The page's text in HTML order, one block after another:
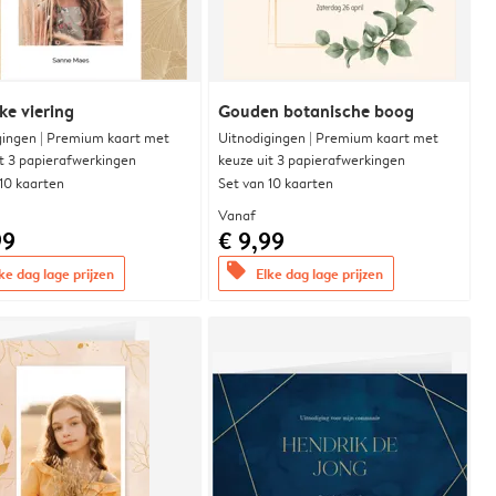
viering
| Premium kaart met
3 papierafwerkingen
kaarten
dag lage prijzen
Gouden botanische boog
Uitnodigingen | Premium kaart met
keuze uit 3 papierafwerkingen
Set van 10 kaarten
Vanaf
€ 9,99
offers Elke dag lage prijzen